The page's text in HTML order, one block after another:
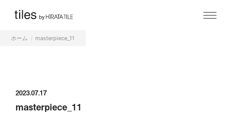
ホーム masterpiece_11
2023.07.17
masterpiece_11